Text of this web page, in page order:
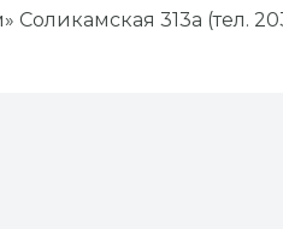
Соликамская 313а (тел.